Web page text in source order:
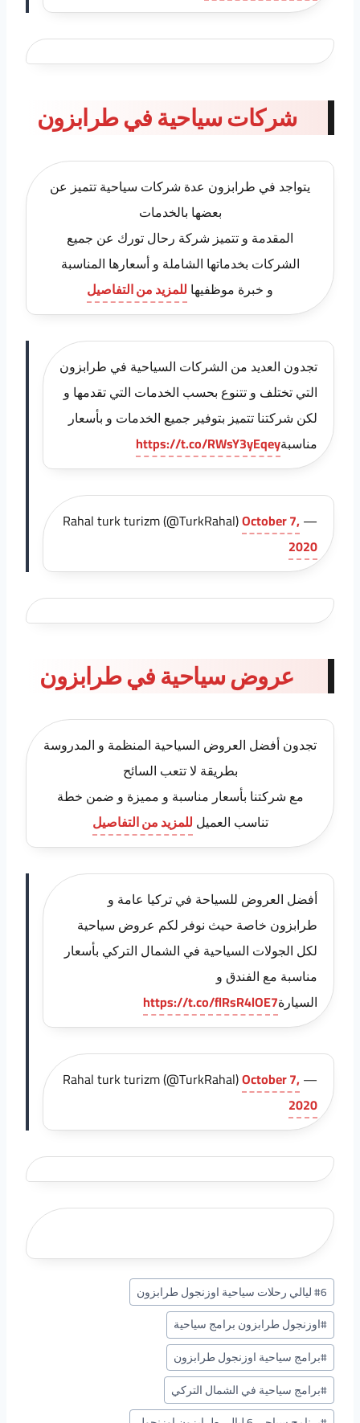
شركات سياحية في طرابزون
يتواجد في طرابزون عدة شركات سياحية تتميز عن
بعضها بالخدمات
المقدمة و تتميز شركة رحال تورك عن جميع
الشركات بخدماتها الشاملة و أسعارها المناسبة
و خبرة موظفيها للمزيد من التفاصيل
تجدون العديد من الشركات السياحية في طرابزون
التي تختلف و تتنوع بحسب الخدمات التي تقدمها و
لكن شركتنا تتميز بتوفير جميع الخدمات و بأسعار
مناسبةhttps://t.co/RWsY3yEqey
— Rahal turk turizm (@TurkRahal)
October 7,
2020
عروض سياحية في طرابزون
تجدون أفضل العروض السياحية المنظمة و المدروسة
بطريقة لا تتعب السائح
مع شركتنا بأسعار مناسبة و مميزة و ضمن خطة
تناسب العميل للمزيد من التفاصيل
أفضل العروض للسياحة في تركيا عامة و
طرابزون خاصة حيث نوفر لكم عروض سياحية
لكل الجولات السياحية في الشمال التركي بأسعار
مناسبة مع الفندق و
السيارةhttps://t.co/flRsR4lOE7
— Rahal turk turizm (@TurkRahal)
October 7,
2020
وسوم
المقال:
#6 ليالي رحلات سياحية اوزنجول طرابزون
#اوزنجول طرابزون برامج سياحية
#برامج سياحية اوزنجول طرابزون
#برامج سياحية في الشمال التركي